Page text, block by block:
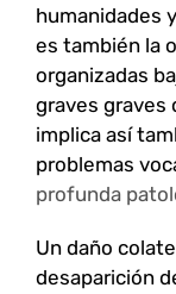
humanidades
es también la
organizadas
graves graves
implica así
problemas
profunda
Un daño
desaparición